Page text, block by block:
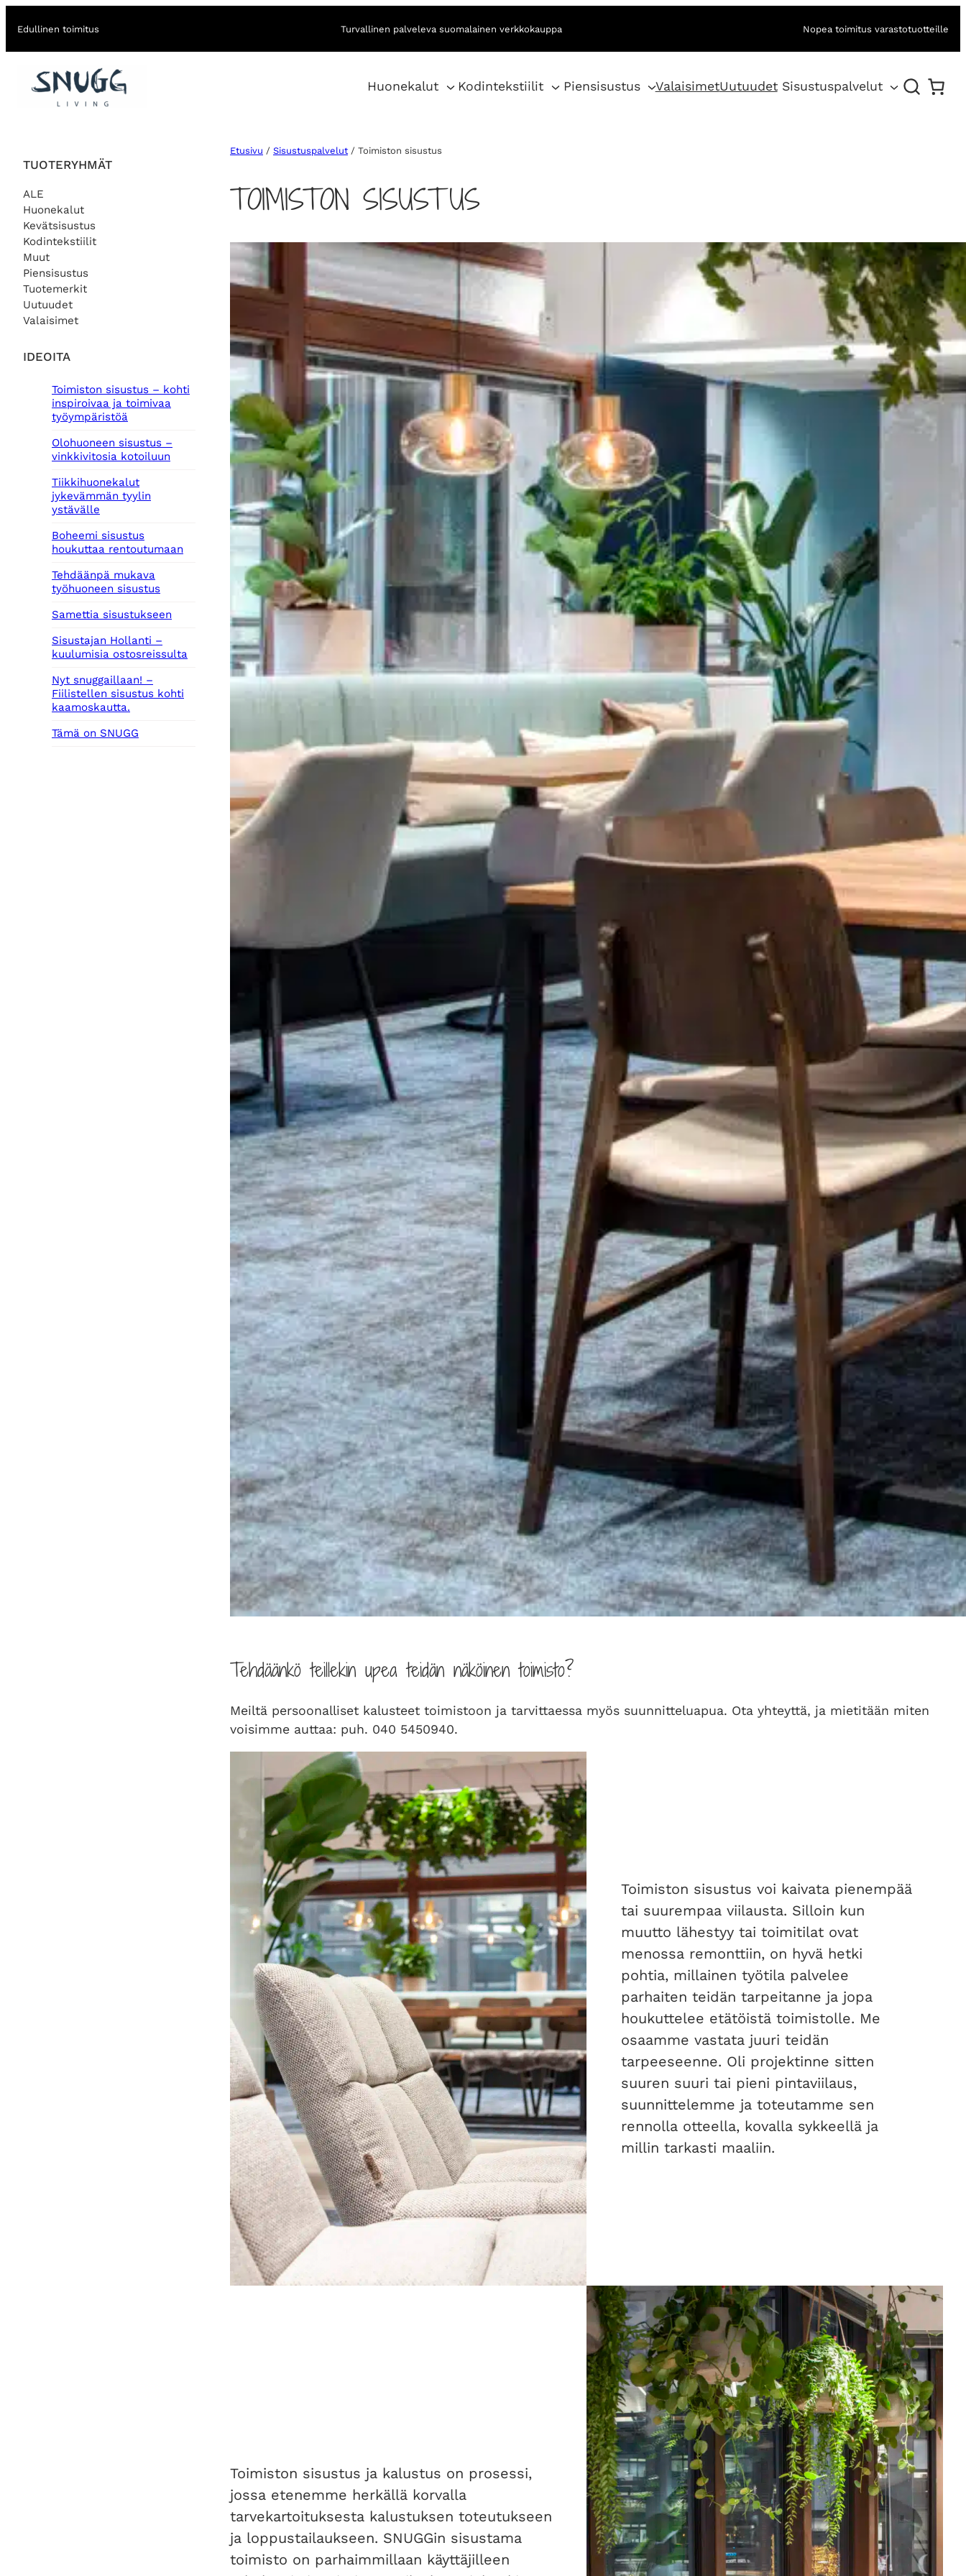
Edullinen toimitus Turvallinen palveleva suomalainen verkkokauppa Nopea toimitus varastotuotteille
Huonekalut Kodintekstiilit Piensisustus ValaisimetUutuudet Sisustuspalvelut
TUOTERYHMÄT
ALE
Huonekalut
Kevätsisustus
Kodintekstiilit
Muut
Piensisustus
Tuotemerkit
Uutuudet
Valaisimet
IDEOITA
Toimiston sisustus – kohti
inspiroivaa ja toimivaa
työympäristöä
Olohuoneen sisustus –
vinkkivitosia kotoiluun
Tiikkihuonekalut
jykevämmän tyylin
ystävälle
Boheemi sisustus
houkuttaa rentoutumaan
Tehdäänpä mukava
työhuoneen sisustus
Samettia sisustukseen
Sisustajan Hollanti –
kuulumisia ostosreissulta
Nyt snuggaillaan! –
Fiilistellen sisustus kohti
kaamoskautta.
Tämä on SNUGG
Etusivu / Sisustuspalvelut / Toimiston sisustus
TOIMISTON SISUSTUS
Tehdäänkö teillekin upea teidän näköinen toimisto?
Meiltä persoonalliset kalusteet toimistoon ja tarvittaessa myös suunnitteluapua. Ota yhteyttä, ja mietitään miten
voisimme auttaa: puh. 040 5450940.
Toimiston sisustus voi kaivata pienempää
tai suurempaa viilausta. Silloin kun
muutto lähestyy tai toimitilat ovat
menossa remonttiin, on hyvä hetki
pohtia, millainen työtila palvelee
parhaiten teidän tarpeitanne ja jopa
houkuttelee etätöistä toimistolle. Me
osaamme vastata juuri teidän
tarpeeseenne. Oli projektinne sitten
suuren suuri tai pieni pintaviilaus,
suunnittelemme ja toteutamme sen
rennolla otteella, kovalla sykkeellä ja
millin tarkasti maaliin.
Toimiston sisustus ja kalustus on prosessi,
jossa etenemme herkällä korvalla
tarvekartoituksesta kalustuksen toteutukseen
ja loppustailaukseen. SNUGGin sisustama
toimisto on parhaimmillaan käyttäjilleen